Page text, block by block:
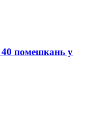
помешкань у